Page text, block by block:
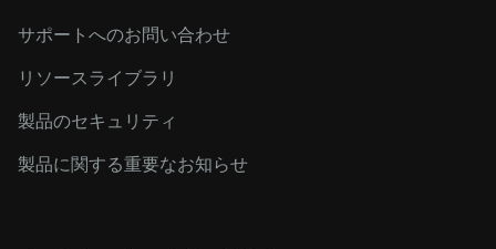
サポートへのお問い合わせ
リソースライブラリ
製品のセキュリティ
製品に関する重要なお知らせ